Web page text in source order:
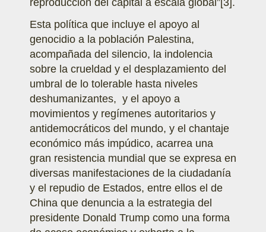
Esta política que incluye el apoyo al
genocidio a la población Palestina,
acompañada del silencio, la indolencia
sobre la crueldad y el desplazamiento del
umbral de lo tolerable hasta niveles
deshumanizantes, y el apoyo a
movimientos y regímenes autoritarios y
antidemocráticos del mundo, y el chantaje
económico más impúdico, acarrea una
gran resistencia mundial que se expresa en
diversas manifestaciones de la ciudadanía
y el repudio de Estados, entre ellos el de
China que denuncia a la estrategia del
presidente Donald Trump como una forma